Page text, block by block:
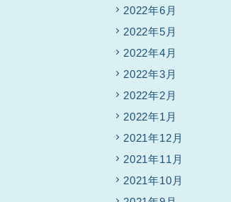
2022年6月
2022年5月
2022年4月
2022年3月
2022年2月
2022年1月
2021年12月
2021年11月
2021年10月